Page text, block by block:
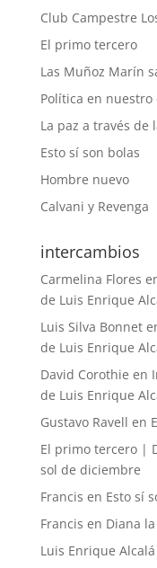
Club Campestre
El primo tercero
Las Muñoz Marín
Política en
La paz a través de
Esto sí son bolas
Hombre nuevo
Calvani y Revenga
intercambios
Carmelina Flores
de Luis Enrique
Luis Silva Bonnet
de Luis Enrique
David Corothie en
de Luis Enrique
Gustavo Ravell en
El primo tercero |
sol de diciembre
Francis en Esto sí
Francis en Diana
Luis Enrique Alcalá